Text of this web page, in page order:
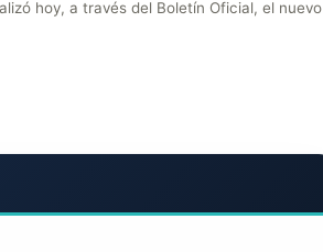
hoy, a través del Boletín Oficial, el nuevo